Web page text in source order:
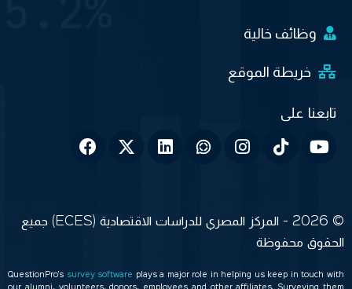
وظائف خالية
خريطة الموقع
© 2026 - المركز المصري للدراسات الاقتصادية (ECES) جميع
الحقوق محفوظة
QuestionPro’s survey software
plays a major role in helping us keep in touch with